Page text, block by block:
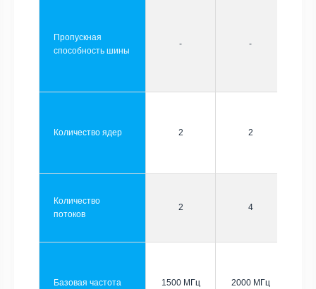
Пропускная
способность шины
- -
Количество ядер 2 2
Количество
потоков
2 4
Базовая частота 1500 МГц 2000 МГц